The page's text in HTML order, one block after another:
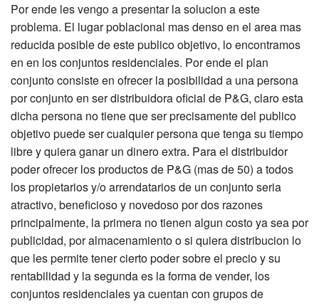
Por ende les vengo a presentar la solucion a este
problema. El lugar poblacional mas denso en el area mas
reducida posible de este publico objetivo, lo encontramos
en en los conjuntos residenciales. Por ende el plan
conjunto consiste en ofrecer la posibilidad a una persona
por conjunto en ser distribuidora oficial de P&G, claro esta
dicha persona no tiene que ser precisamente del publico
objetivo puede ser cualquier persona que tenga su tiempo
libre y quiera ganar un dinero extra. Para el distribuidor
poder ofrecer los productos de P&G (mas de 50) a todos
los propietarios y/o arrendatarios de un conjunto seria
atractivo, beneficioso y novedoso por dos razones
principalmente, la primera no tienen algun costo ya sea por
publicidad, por almacenamiento o si quiera distribucion lo
que les permite tener cierto poder sobre el precio y su
rentabilidad y la segunda es la forma de vender, los
conjuntos residenciales ya cuentan con grupos de